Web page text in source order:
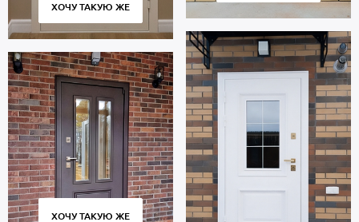
ХОЧУ ТАКУЮ ЖЕ
ХОЧУ ТАКУЮ ЖЕ